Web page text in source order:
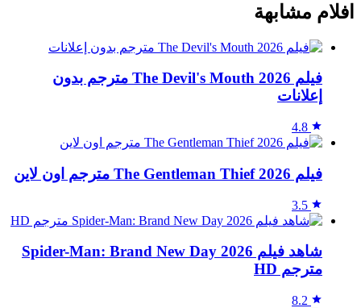
افلام مشابهة
فيلم The Devil's Mouth 2026 مترجم بدون
إعلانات
4.8
فيلم The Gentleman Thief 2026 مترجم اون لاين
3.5
شاهد فيلم Spider-Man: Brand New Day 2026
مترجم HD
8.2